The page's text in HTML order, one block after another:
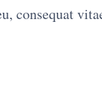
consequat